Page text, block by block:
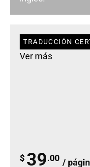
TRADUCCIÓN
Ver más
$ 39.00 /